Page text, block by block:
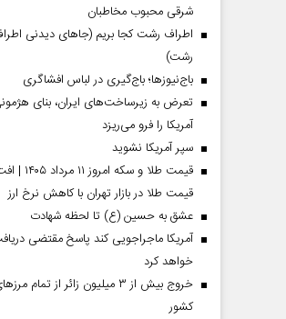
شرقی محبوب مخاطبان
اطراف رشت کجا بریم (جاهای دیدنی
رشت)
باج‌نیوزها؛ باج‌گیری در لباس افشاگری
تعرض به زیرساخت‌های ایران، بنای
آمریکا را فرو می‌ریزد
سپر آمریکا نشوید
قیمت طلا و سکه امروز ۱۱
قیمت طلا در بازار تهران با کاهش نرخ ارز
عشق به حسین (ع) تا لحظه شهادت
آمریکا ماجراجویی کند پاسخ مقتضی
خواهد کرد
خروج بیش از ۳ میلیون زائر از تمام
کشور